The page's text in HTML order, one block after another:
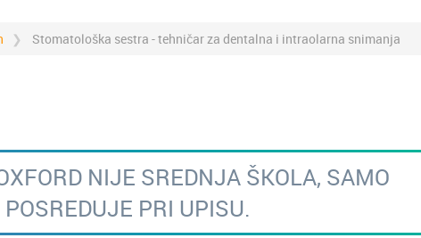
Stomatološka sestra - tehničar za dentalna i intraolarna snimanja
NIJE SREDNJA ŠKOLA, SAMO
POSREDUJE PRI UPISU.